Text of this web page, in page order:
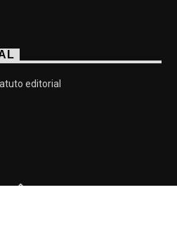
editorial